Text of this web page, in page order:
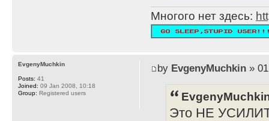
Многого нет здесь:
by EvgenyMuchkin» 01
Это НЕ
EvgenyMuchkin
Posts: 41
Joined: 09 Jan 2008, 10:18
Group: Registered users